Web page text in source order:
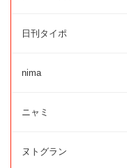
日刊タイポ
nima
ニャミ
ヌトグラン